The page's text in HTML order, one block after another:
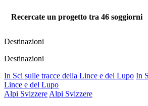
Recercate un progetto tra 46 soggiorni
Destinazioni
Destinazioni
In Sci sulle tracce della Lince e del Lupo In
Lince e del Lupo
Alpi SvizzereAlpi Svizzere